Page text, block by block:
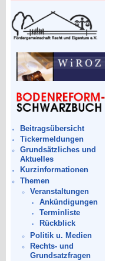
Beitragsübersicht
Tickermeldungen
Grundsätzliches und
Aktuelles
Kurzinformationen
Themen
Veranstaltungen
Ankündigungen
Terminliste
Rückblick
Politik u. Medien
Rechts- und
Grundsatzfragen